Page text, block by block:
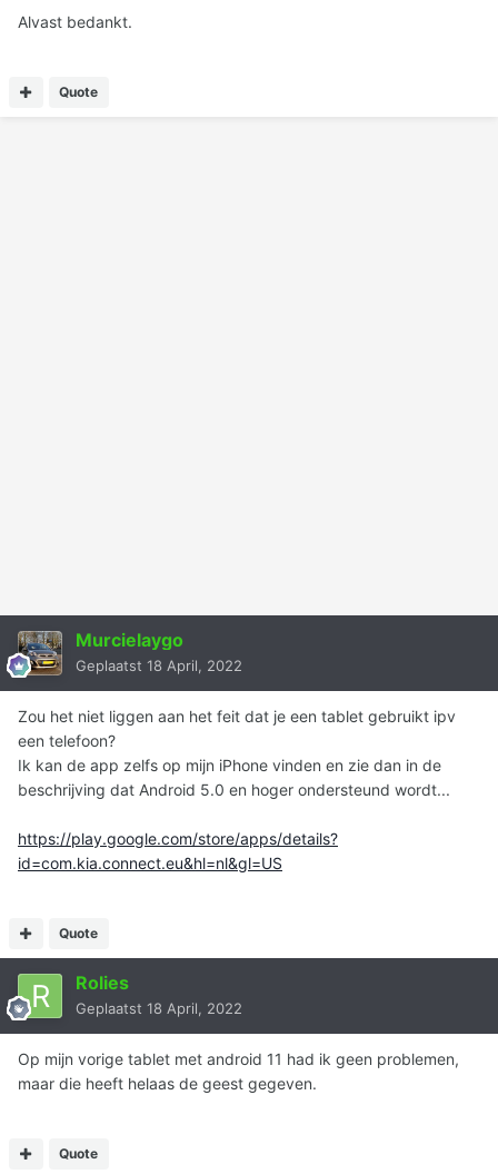
Alvast bedankt.
Quote
Murcielaygo
Geplaatst 18 April, 2022
Zou het niet liggen aan het feit dat je een tablet gebruikt ipv
een telefoon?
Ik kan de app zelfs op mijn iPhone vinden en zie dan in de
beschrijving dat Android 5.0 en hoger ondersteund wordt...
https://play.google.com/store/apps/details?
id=com.kia.connect.eu&hl=nl&gl=US
Quote
Rolies
Geplaatst 18 April, 2022
Op mijn vorige tablet met android 11 had ik geen problemen,
maar die heeft helaas de geest gegeven.
Quote